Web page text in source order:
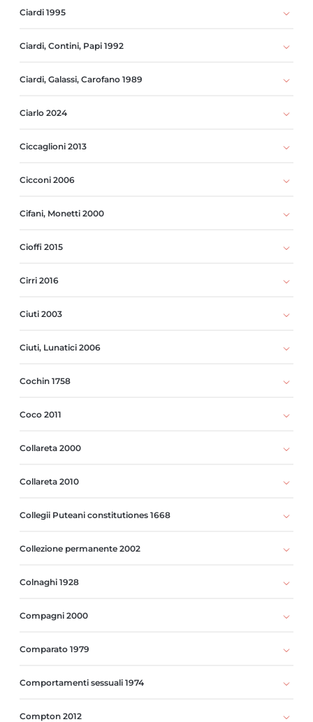
Ciardi 1995
Ciardi, Contini, Papi 1992
Ciardi, Galassi, Carofano 1989
Ciarlo 2024
Ciccaglioni 2013
Cicconi 2006
Cifani, Monetti 2000
Cioffi 2015
Cirri 2016
Ciuti 2003
Ciuti, Lunatici 2006
Cochin 1758
Coco 2011
Collareta 2000
Collareta 2010
Collegii Puteani constitutiones 1668
Collezione permanente 2002
Colnaghi 1928
Compagni 2000
Comparato 1979
Comportamenti sessuali 1974
Compton 2012